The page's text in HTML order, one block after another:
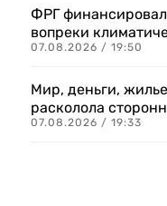
ФРГ
вопреки
07.08.2026 / 19:50
Мир, деньги,
расколола
07.08.2026 / 19:33